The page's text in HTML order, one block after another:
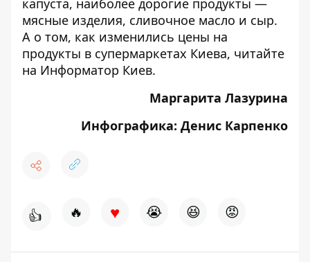
капуста, наиболее дорогие продукты —
мясные изделия, сливочное масло и сыр.
А о том, как изменились цены на
продукты в супермаркетах Киева, читайте
на Информатор Киев.
Маргарита Лазурина
Инфографика: Денис Карпенко
👍 🔥 ♥ 😭 😆 😡